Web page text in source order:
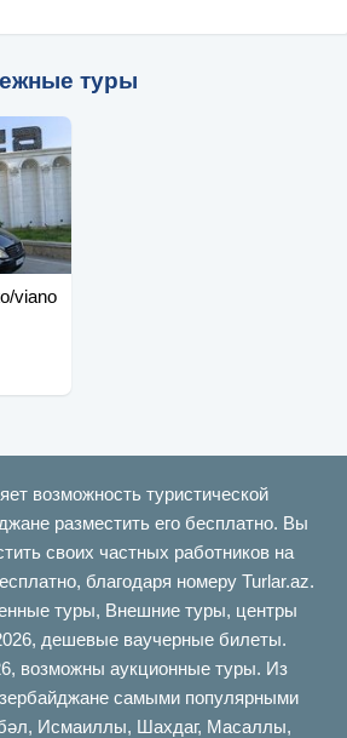
туры
viano
возможность туристической
разместить его бесплатно. Вы
своих частных работников на
благодаря номеру Turlar.az.
туры, Внешние туры, центры
дешевые ваучерные билеты.
возможны аукционные туры. Из
самыми популярными
Исмаиллы, Шахдаг, Масаллы,